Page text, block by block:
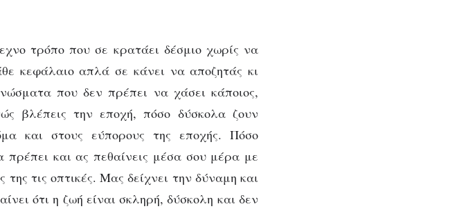
τρόπο που σε κρατάει δέσμιο χωρίς να
κεφάλαιο απλά σε κάνει να αποζητάς κι
που δεν πρέπει να χάσει κάποιος,
βλέπεις την εποχή, πόσο δύσκολα ζουν
και στους εύπορους της εποχής. Πόσο
πρέπει και ας πεθαίνεις μέσα σου μέρα με
τις οπτικές. Μας δείχνει την δύναμη και
ότι η ζωή είναι σκληρή, δύσκολη και δεν